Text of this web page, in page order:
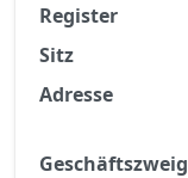
Register
Sitz
Adresse
Geschäftszweig